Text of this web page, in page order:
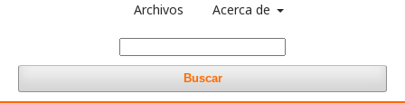
Archivos Acerca de
Buscar